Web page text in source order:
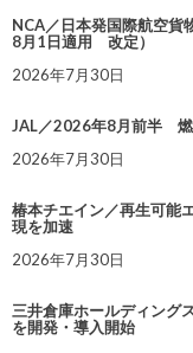
NCA／日本発国際航空貨
8月1日適用 改定）
2026年7月30日
JAL／2026年8月前半 燃
2026年7月30日
椿本チエイン／再生可能
現を加速
2026年7月30日
三井倉庫ホールディング
を開発・導入開始